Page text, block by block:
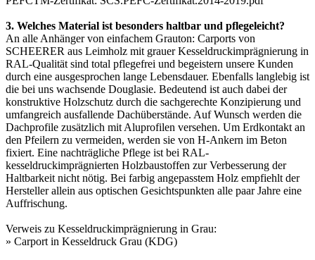
3. Welches Material ist besonders haltbar und pflegeleicht?
An alle Anhänger von einfachem Grauton: Carports von
SCHEERER aus Leimholz mit grauer Kesseldruckimprägnierung in
RAL-Qualität sind total pflegefrei und begeistern unsere Kunden
durch eine ausgesprochen lange Lebensdauer. Ebenfalls langlebig ist
die bei uns wachsende Douglasie. Bedeutend ist auch dabei der
konstruktive Holzschutz durch die sachgerechte Konzipierung und
umfangreich ausfallende Dachüberstände. Auf Wunsch werden die
Dachprofile zusätzlich mit Aluprofilen versehen. Um Erdkontakt an
den Pfeilern zu vermeiden, werden sie von H-Ankern im Beton
fixiert. Eine nachträgliche Pflege ist bei RAL-
kesseldruckimprägnierten Holzbaustoffen zur Verbesserung der
Haltbarkeit nicht nötig. Bei farbig angepasstem Holz empfiehlt der
Hersteller allein aus optischen Gesichtspunkten alle paar Jahre eine
Auffrischung.
Verweis zu Kesseldruckimprägnierung in Grau:
» Carport in Kesseldruck Grau (KDG)